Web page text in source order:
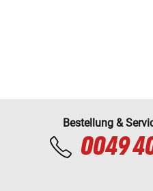
Bestellung &
0049